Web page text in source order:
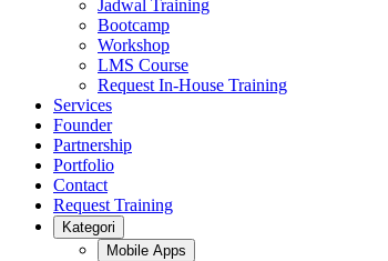
Jadwal Training
Bootcamp
Workshop
LMS Course
Request In-House Training
Services
Founder
Partnership
Portfolio
Contact
Request Training
Kategori
Mobile Apps